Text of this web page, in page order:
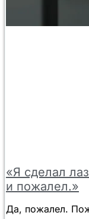
«Я сделал
и пожалел.»
Да, пожалел.